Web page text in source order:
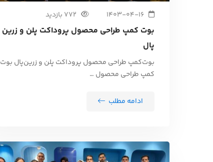
1403-04-16 772 بازدید
بوت کمپ طراحی محصول پروداکت پلن و زرین
پال
بوت‌کمپ طراحی محصول پروداکت پلن و زرین‌پال بوت
کمپ طراحی محصول …
ادامه مطلب